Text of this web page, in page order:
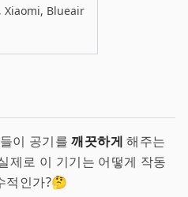
Xiaomi, Blueair
이 공기를깨끗하게 해주는
제로 이 기기는 어떻게 작동
적인가?🤔